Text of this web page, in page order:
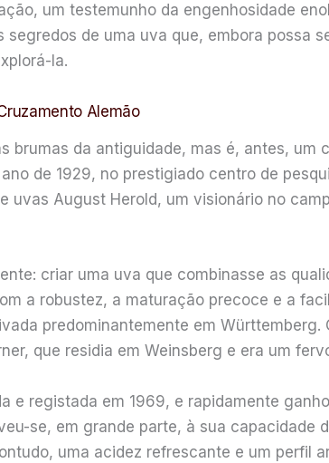
um testemunho da engenhosidade
de uma uva que, embora possa
la.
Alemão
brumas da antiguidade, mas é, antes,
de 1929, no prestigiado centro de
uvas August Herold, um visionário no
criar uma uva que combinasse as
a robustez, a maturação precoce e a
predominantemente em
que residia em Weinsberg e era um
e registada em 1969, e rapidamente
se, em grande parte, à sua
uma acidez refrescante e um perfil